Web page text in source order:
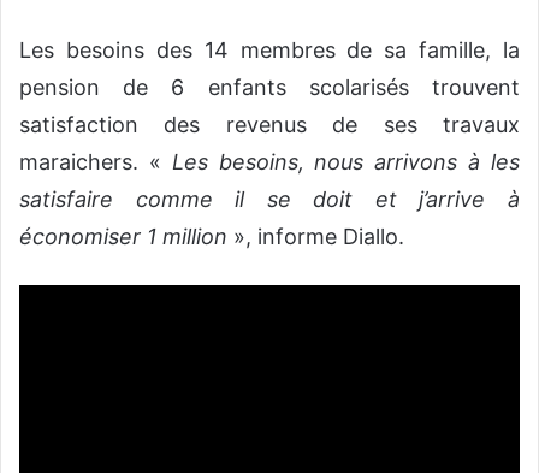
Les besoins des 14 membres de sa famille, la
pension de 6 enfants scolarisés trouvent
satisfaction des revenus de ses travaux
maraichers. « Les besoins, nous arrivons à les
satisfaire comme il se doit et j’arrive à
économiser 1 million », informe Diallo.